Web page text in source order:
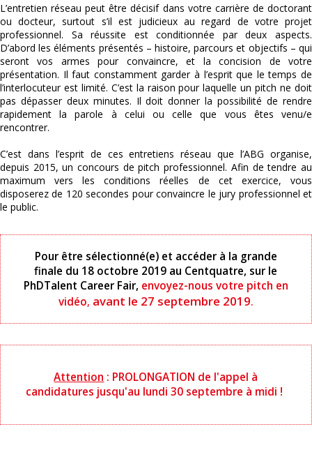
L’entretien réseau peut être décisif dans votre carrière de doctorant
ou docteur, surtout s’il est judicieux au regard de votre projet
professionnel. Sa réussite est conditionnée par deux aspects.
D’abord les éléments présentés – histoire, parcours et objectifs – qui
seront vos armes pour convaincre, et la concision de votre
présentation. Il faut constamment garder à l’esprit que le temps de
l’interlocuteur est limité. C’est la raison pour laquelle un pitch ne doit
pas dépasser deux minutes. Il doit donner la possibilité de rendre
rapidement la parole à celui ou celle que vous êtes venu/e
rencontrer.
C’est dans l’esprit de ces entretiens réseau que l’ABG organise,
depuis 2015, un concours de pitch professionnel. Afin de tendre au
maximum vers les conditions réelles de cet exercice, vous
disposerez de 120 secondes pour convaincre le jury professionnel et
le public.
Pour être sélectionné(e) et accéder à la grande
finale du 18 octobre 2019 au Centquatre, sur le
PhDTalent Career Fair, envoyez-nous votre pitch en
vidéo, avant le 27 septembre 2019.
Attention : PROLONGATION de l'appel à
candidatures jusqu'au lundi 30 septembre à midi !